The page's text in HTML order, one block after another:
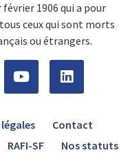
1906 qui a pour
ceux qui sont morts
ou étrangers.
Contact
RAFI-SF Nos statuts